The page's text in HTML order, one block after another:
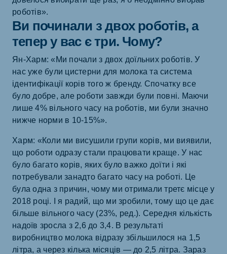
роботів».
Ви починали з двох роботів, а
тепер у вас є три. Чому?
Ян-Харм: «Ми почали з двох доїльних роботів. У
нас уже були цистерни для молока та система
ідентифікації корів того ж бренду. Спочатку все
було добре, але роботи завжди були повні. Маючи
лише 4% вільного часу на роботів, ми були значно
нижче норми в 10-15%».
Харм: «Коли ми висушили групи корів, ми виявили,
що роботи одразу стали працювати краще. У нас
було багато корів, яких було важко доїти і які
потребували занадто багато часу на роботі. Це
була одна з причин, чому ми отримали третє місце у
2018 році. І я радий, що ми зробили, тому що це дає
більше вільного часу (23%, ред.). Середня кількість
надоїв зросла з 2,6 до 3,4. В результаті
виробництво молока відразу збільшилося на 1,5
літра, а через кілька місяців — до 2,5 літра. Зараз